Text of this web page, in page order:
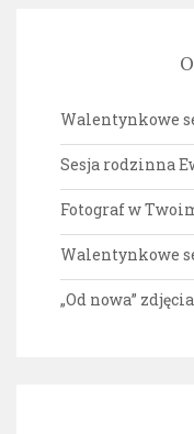
Walentynkowe
Sesja rodzinna
Fotograf w
Walentynkowe
„Od nowa”